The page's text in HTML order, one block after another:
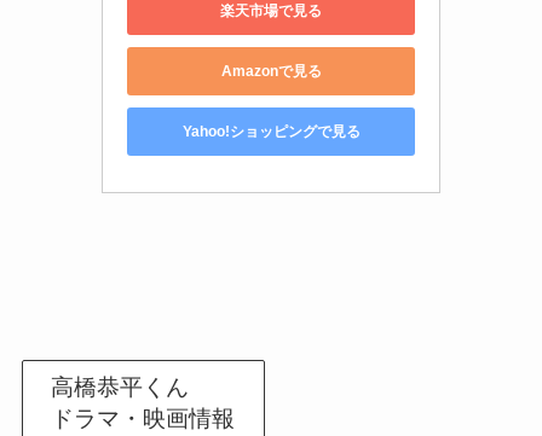
楽天市場で見る
Amazonで見る
Yahoo!ショッピングで見る
高橋恭平くん
ドラマ・映画情報